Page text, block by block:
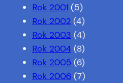
Rok 2001 (5)
Rok 2002(4)
Rok 2003 (4)
Rok 2004(8)
Rok 2005 (6)
Rok 2006 (7)